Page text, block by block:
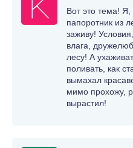
Вот это тема! Я,
папоротник из
заживу!
влага,
лесу! А
поливать, как
вымахал
мимо прохожу,
вырастил!